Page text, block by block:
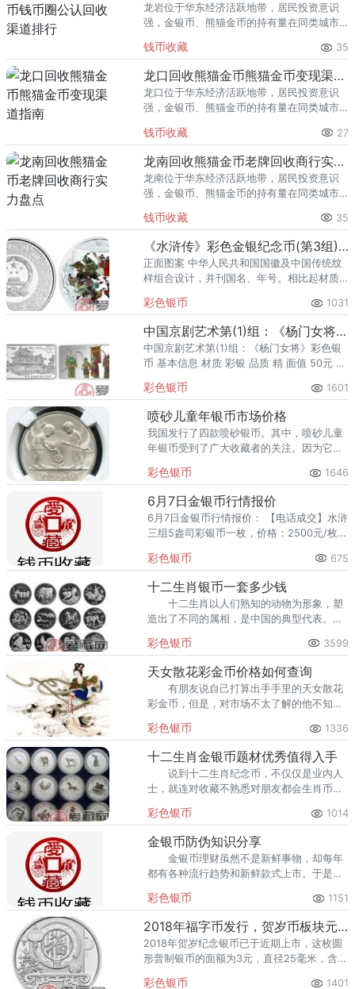
龙岩位于华东经济活跃地带，居民投资意识
强，金银币、熊猫金币的持有量在同类城市
熊猫金币的需求就明显升温，但鱼龙混杂的
回收渠道里，能精准识别版别溢
钱币收藏 35
龙口回收熊猫金币熊猫金币变现渠道指南
龙口位于华东经济活跃地带，居民投资意识
强，金银币、熊猫金币的持有量在同类城市
熊猫金币的需求就明显升温，但鱼龙混杂的
回收渠道里，能精准识别版别溢
钱币收藏 27
龙南回收熊猫金币老牌回收商行实力盘点
龙南位于华东经济活跃地带，居民投资意识
强，金银币、熊猫金币的持有量在同类城市
熊猫金币的需求就明显升温，但鱼龙混杂的
回收渠道里，能精准识别版别溢
钱币收藏 35
《水浒传》彩色金银纪念币(第3组)1公斤彩色银质纪念币
正面图案 中华人民共和国国徽及中国传统纹
样组合设计，并刊国名、年号。相比起材质
些，是我们普通老百姓能够承受的起的，我
们也可以去珍藏纪念币。
彩色银币 1031
中国京剧艺术第(1)组：《杨门女将》彩色银币
中国京剧艺术第(1)组：《杨门女将》彩色银
币 基本信息 材质 彩银 品质 精 面值 50元 发
90*4
彩色银币 1601
喷砂儿童年银币市场价格
我国发行了四款喷砂银币。其中，喷砂儿童
年银币受到了广大收藏者的关注。因为它的
彩色银币 1646
6月7日金银币行情报价
6月7日金银币行情报价： 【电话成交】水浒
三组5盎司彩银币一枚，价格：2500元/枚
价格：850元/枚
彩色银币 675
十二生肖银币一套多少钱
十二生肖以人们熟知的动物为形象，塑
造出了不同的属相，是中国的典型代表。可
现在更多的人比较关心十二生肖银币一套多
少钱？
彩色银币 3599
天女散花彩金币价格如何查询
有朋友说自己打算出手手里的天女散花
彩金币，但是，对市场不太了解的他不知道
花彩金币的价格，其实，钱币市场的价格是
瞬息万变的，因此，今天
彩色银币 1336
十二生肖金银币题材优秀值得入手
说到十二生肖纪念币，不仅仅是业内人
士，就连对收藏不熟悉对朋友都会生肖币略
了。不少人提到生肖文化都能够津津乐道说
上几句，每个人都有自己的
彩色银币 1014
金银币防伪知识分享
金银币理财虽然不是新鲜事物，却每年
都有各种流行趋势和新鲜款式上市。于是
才能成为金银币理财市场的弄潮儿。
彩色银币 1151
2018年福字币发行，贺岁币板块元气满满！
2018年贺岁纪念银币已于近期上市，这枚圆
形普制银币的面额为3元，直径25毫米，含纯
彩色银币 1401